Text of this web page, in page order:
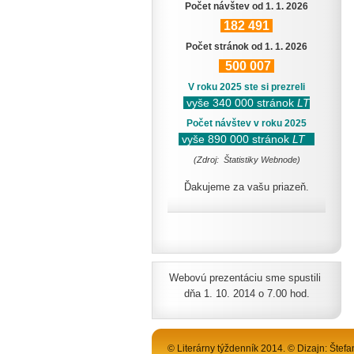
Počet návštev od 1. 1. 2026
182 491
Počet stránok od 1. 1. 2026
500 007
V roku 2025 ste si prezreli
vyše 340 000 stránok LT
Počet návštev v roku 2025
vyše 890 000 stránok LT
(Zdroj: Štatistiky Webnode)
Ďakujeme za vašu priazeň.
Webovú prezentáciu sme spustili
dňa 1. 10. 2014 o 7.00 hod.
© Literárny týždenník 2014. © Dizajn: